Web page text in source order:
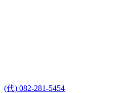
(代) 082-281-5454